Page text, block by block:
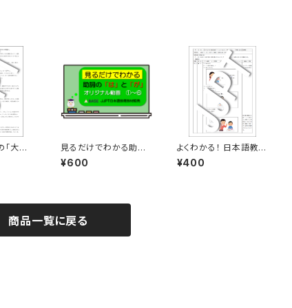
大学・
験の答
の方
見るだけでわかる助詞
の「は」と「が」の６つの
使い方、動画①～⑥～
¥600
よくわかる！ 日本語教育
教案 みん日本48課「～
（さ）せます」の導入&プ
¥400
商品一覧に戻る